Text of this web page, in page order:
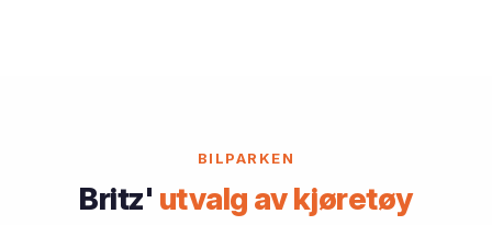
BILPARKEN
Britz' utvalg av kjøretøy